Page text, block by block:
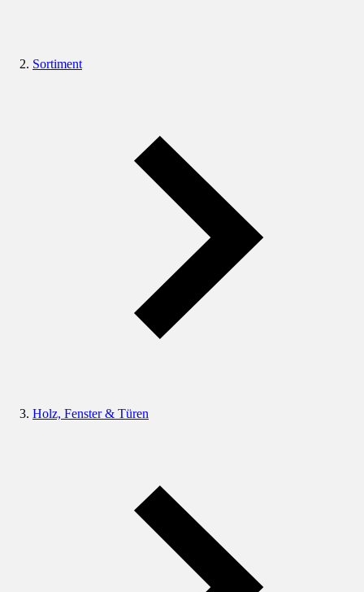
Sortiment
Holz, Fenster & Türen